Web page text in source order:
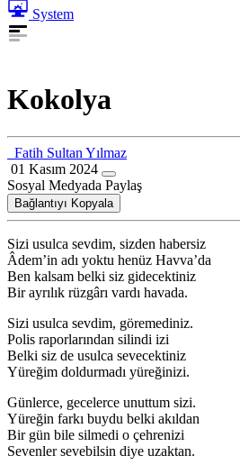
System
Kokolya
Fatih Sultan Yılmaz
01 Kasım 2024
Sosyal Medyada Paylaş
Bağlantıyı Kopyala
Sizi usulca sevdim, sizden habersiz
Âdem’in adı yoktu henüz Havva’da
Ben kalsam belki siz gidecektiniz
Bir ayrılık rüzgârı vardı havada.
Sizi usulca sevdim, göremediniz.
Polis raporlarından silindi izi
Belki siz de usulca sevecektiniz
Yüreğim doldurmadı yüreğinizi.
Günlerce, gecelerce unuttum sizi.
Yüreğin farkı buydu belki akıldan
Bir gün bile silmedi o çehrenizi
Sevenler sevebilsin diye uzaktan.